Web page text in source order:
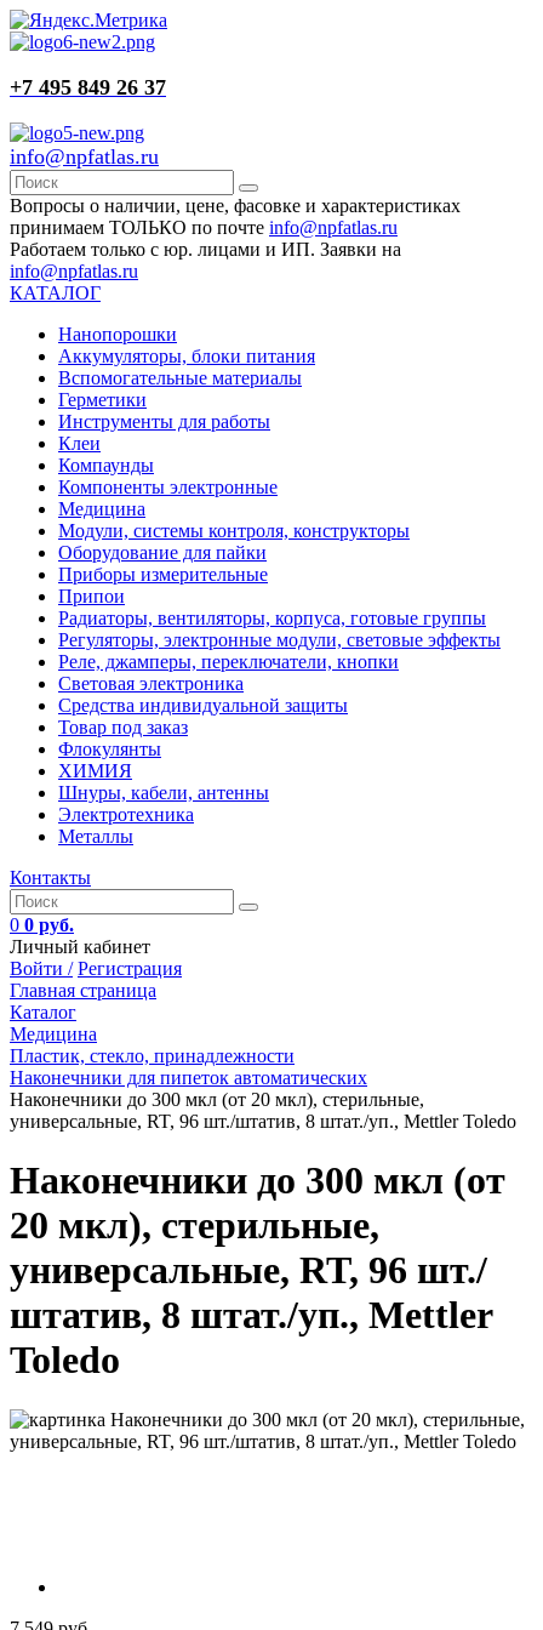
+7 495 849 26 37
info@npfatlas.ru
Вопросы о наличии, цене, фасовке и характеристиках
принимаем ТОЛЬКО по почте info@npfatlas.ru
Работаем только с юр. лицами и ИП. Заявки на
info@npfatlas.ru
КАТАЛОГ
Нанопорошки
Аккумуляторы, блоки питания
Вспомогательные материалы
Герметики
Инструменты для работы
Клеи
Компаунды
Компоненты электронные
Медицина
Модули, системы контроля, конструкторы
Оборудование для пайки
Приборы измерительные
Припои
Радиаторы, вентиляторы, корпуса, готовые группы
Регуляторы, электронные модули, световые эффекты
Реле, джамперы, переключатели, кнопки
Световая электроника
Средства индивидуальной защиты
Товар под заказ
Флокулянты
ХИМИЯ
Шнуры, кабели, антенны
Электротехника
Металлы
Контакты
0 0 руб.
Личный кабинет
Войти / Регистрация
Главная страница
Каталог
Медицина
Пластик, стекло, принадлежности
Наконечники для пипеток автоматических
Наконечники до 300 мкл (от 20 мкл), стерильные,
универсальные, RT, 96 шт./штатив, 8 штат./уп., Mettler Toledo
Наконечники до 300 мкл (от
20 мкл), стерильные,
универсальные, RT, 96 шт./
штатив, 8 штат./уп., Mettler
Toledo